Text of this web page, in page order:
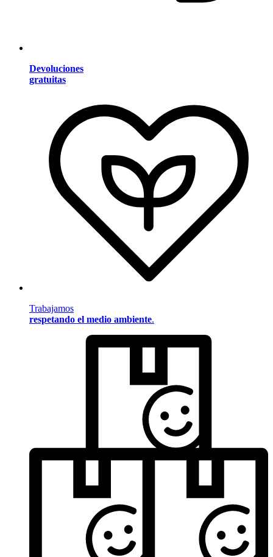
Devoluciones
gratuitas
Trabajamos
respetando el medio ambiente.